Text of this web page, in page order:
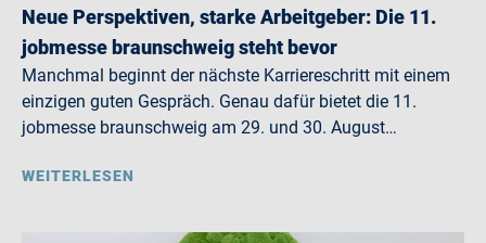
Neue Perspektiven, starke Arbeitgeber: Die 11.
jobmesse braunschweig steht bevor
Manchmal beginnt der nächste Karriereschritt mit einem
einzigen guten Gespräch. Genau dafür bietet die 11.
jobmesse braunschweig am 29. und 30. August…
WEITERLESEN